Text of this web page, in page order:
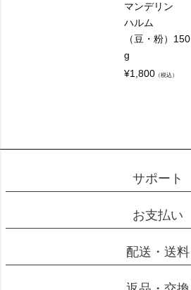
マンデリン
ハルム
（豆・粉）150
g
¥1,800 （税込）
サポート
お支払い
配送・送料